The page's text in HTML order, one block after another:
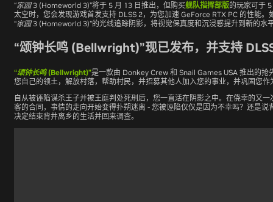
“家园 3 (Homeworld 3)”将于 5 月 13 日推出，但购买舰队指挥部版的玩家可于
太空时，您会发现游戏首发支持 DLSS 2，为您加速 GeForce RTX PC 的性能
“家园 3 (Homeworld 3)”的光线追踪阴影，将视觉保真度和沉浸感提升到新的水
“颂钟长鸣 (Bellwright)”现已发布，并支持
“颂钟长鸣 (Bellwright)”是一款由 Donkey Crew 和 Snail Games USA 推出的抢
您自己的领土，解放村落，帮助村民，并招募其他人加入您的事业，并巩固您作
自从被诬陷谋杀王子并被王庭判处死刑后，您一直活在阴影之中。在侥幸的又
客的合同，事情的走向开始变得扑朔迷离 - 您被诬陷仅仅是因为不幸吗？还是
决定结束背井离乡的生活并回来调查。